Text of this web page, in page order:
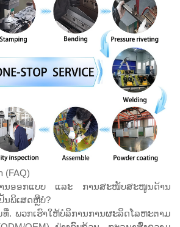
(FAQ)
ນອອກແບບ ແລະ ການສະໜັບສະໜູນດ້ານ
ນພິເສດຫຼືບໍ?
. ພວກເຮົາໃຫ້ບໍລິການການຜະລິດໂລຫະຕາມ